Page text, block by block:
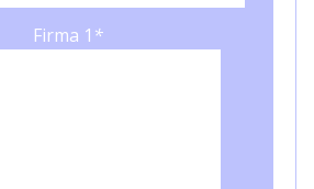
Firma 1 *